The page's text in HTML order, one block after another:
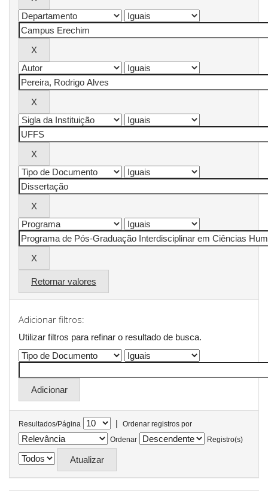
Retornar valores
Adicionar filtros:
Utilizar filtros para refinar o resultado de busca.
Resultados/Página |
Ordenar registros por
Ordenar
Registro(s)